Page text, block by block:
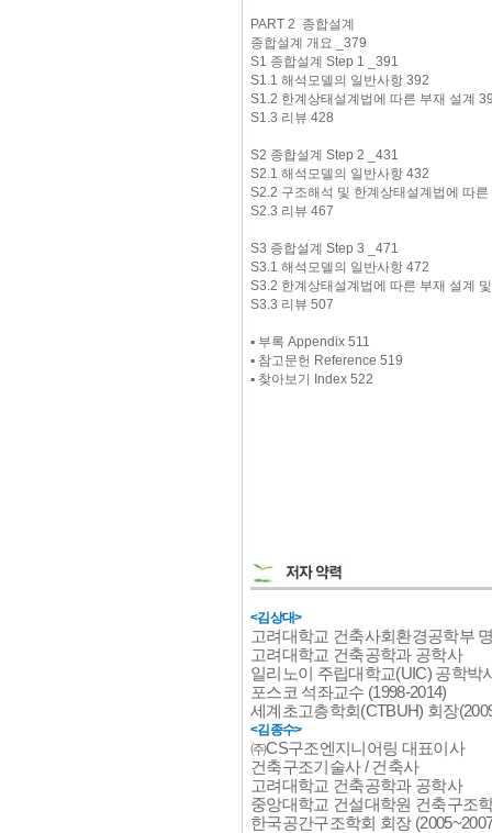
PART 2 종합설계
종합설계 개요 _379
S1 종합설계 Step 1 _391
S1.1 해석모델의 일반사항 392
S1.2 한계상태설계법에 따른 부재 설계
S1.3 리뷰 428
S2 종합설계 Step 2 _431
S2.1 해석모델의 일반사항 432
S2.2 구조해석 및 한계상태설계법에 따
S2.3 리뷰 467
S3 종합설계 Step 3 _471
S3.1 해석모델의 일반사항 472
S3.2 한계상태설계법에 따른 부재 설계
S3.3 리뷰 507
▪ 부록 Appendix 511
▪ 참고문헌 Reference 519
▪ 찾아보기 Index 522
<김상대>
고려대학교 건축사회환경공학부
고려대학교 건축공학과 공학사
일리노이 주립대학교(UIC) 공학박
포스코 석좌교수 (1998-2014)
세계초고층학회(CTBUH) 회장
<김종수>
㈜CS구조엔지니어링 대표이사
건축구조기술사 / 건축사
고려대학교 건축공학과 공학사
중앙대학교 건설대학원 건축구조
한국공간구조학회 회장